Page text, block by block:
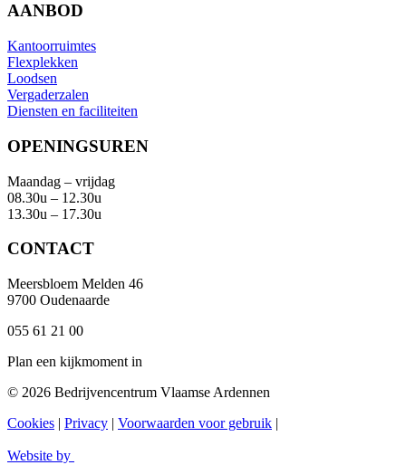
AANBOD
Kantoorruimtes
Flexplekken
Loodsen
Vergaderzalen
Diensten en faciliteiten
OPENINGSUREN
Maandag – vrijdag
08.30u – 12.30u
13.30u – 17.30u
CONTACT
Meersbloem Melden 46
9700 Oudenaarde
055 61 21 00
Plan een kijkmoment in
© 2026 Bedrijvencentrum Vlaamse Ardennen
Cookies | Privacy | Voorwaarden voor gebruik |
Website by